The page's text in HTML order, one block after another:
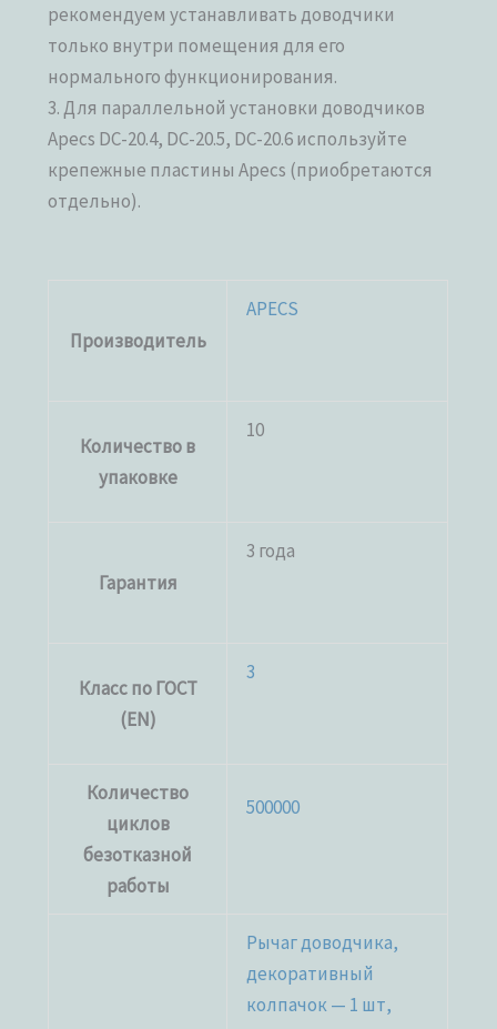
рекомендуем устанавливать доводчики
только внутри помещения для его
нормального функционирования.
3. Для параллельной установки доводчиков
Apecs DC-20.4, DC-20.5, DC-20.6 используйте
крепежные пластины Apecs (приобретаются
отдельно).
Производитель
APECS
Количество в
упаковке
10
Гарантия
3 года
Класс по ГОСТ
(EN)
3
Количество
циклов
безотказной
работы
500000
Рычаг доводчика,
декоративный
колпачок — 1 шт,